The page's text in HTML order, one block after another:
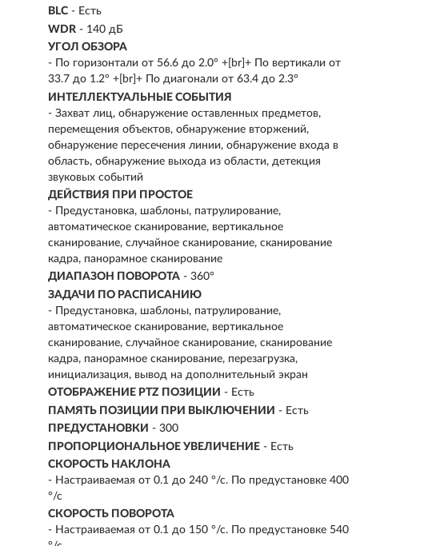
BLC - Есть
WDR - 140 дБ
УГОЛ ОБЗОРА
- По горизонтали от 56.6 до 2.0° +[br]+ По вертикали от
33.7 до 1.2° +[br]+ По диагонали от 63.4 до 2.3°
ИНТЕЛЛЕКТУАЛЬНЫЕ СОБЫТИЯ
- Захват лиц, обнаружение оставленных предметов,
перемещения объектов, обнаружение вторжений,
обнаружение пересечения линии, обнаружение входа в
область, обнаружение выхода из области, детекция
звуковых событий
ДЕЙСТВИЯ ПРИ ПРОСТОЕ
- Предустановка, шаблоны, патрулирование,
автоматическое сканирование, вертикальное
сканирование, случайное сканирование, сканирование
кадра, панорамное сканирование
ДИАПАЗОН ПОВОРОТА - 360°
ЗАДАЧИ ПО РАСПИСАНИЮ
- Предустановка, шаблоны, патрулирование,
автоматическое сканирование, вертикальное
сканирование, случайное сканирование, сканирование
кадра, панорамное сканирование, перезагрузка,
инициализация, вывод на дополнительный экран
ОТОБРАЖЕНИЕ PTZ ПОЗИЦИИ - Есть
ПАМЯТЬ ПОЗИЦИИ ПРИ ВЫКЛЮЧЕНИИ - Есть
ПРЕДУСТАНОВКИ - 300
ПРОПОРЦИОНАЛЬНОЕ УВЕЛИЧЕНИЕ - Есть
СКОРОСТЬ НАКЛОНА
- Настраиваемая от 0.1 до 240 °/с. По предустановке 400
°/с
СКОРОСТЬ ПОВОРОТА
- Настраиваемая от 0.1 до 150 °/с. По предустановке 540